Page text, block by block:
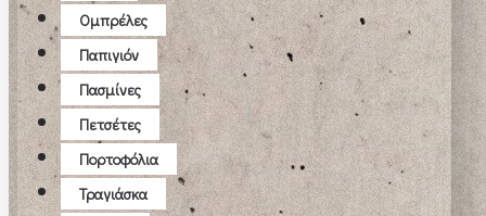
Ομπρέλες
Παπιγιόν
Πασμίνες
Πετσέτες
Πορτοφόλια
Τραγιάσκα